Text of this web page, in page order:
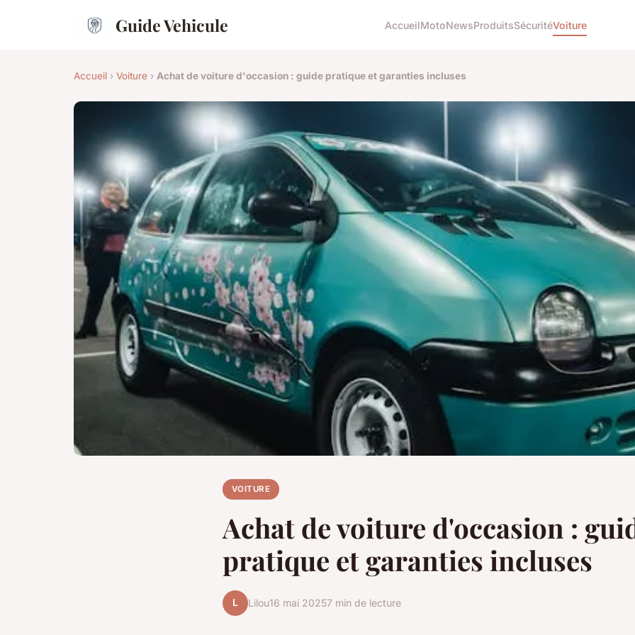
Guide Vehicule AccueilMotoNewsProduitsSécuritéVoiture
Accueil › Voiture › Achat de voiture d'occasion : guide pratique et garanties incluses
VOITURE
Achat de voiture d'occasion :
pratique et garanties incluses
L Lilou16 mai 20257 min de lecture